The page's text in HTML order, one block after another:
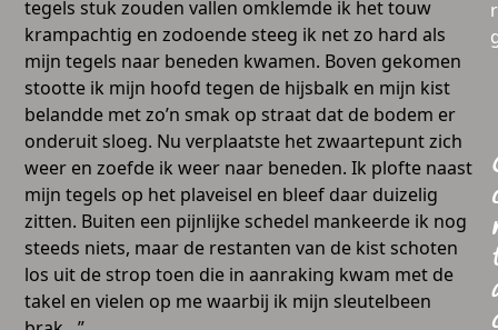
tegels stuk zouden vallen omklemde ik het touw
krampachtig en zodoende steeg ik net zo hard als
mijn tegels naar beneden kwamen. Boven gekomen
stootte ik mijn hoofd tegen de hijsbalk en mijn kist
belandde met zo’n smak op straat dat de bodem er
onderuit sloeg. Nu verplaatste het zwaartepunt zich
weer en zoefde ik weer naar beneden. Ik plofte naast
mijn tegels op het plaveisel en bleef daar duizelig
zitten. Buiten een pijnlijke schedel mankeerde ik nog
steeds niets, maar de restanten van de kist schoten
los uit de strop toen die in aanraking kwam met de
takel en vielen op me waarbij ik mijn sleutelbeen
t